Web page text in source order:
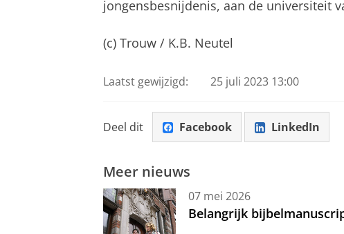
jongensbesnijdenis, aan de universiteit
(c) Trouw / K.B. Neutel
Laatst gewijzigd: 25 juli 2023 13:00
Deel dit Facebook LinkedIn
Meer nieuws
07 mei 2026
Belangrijk